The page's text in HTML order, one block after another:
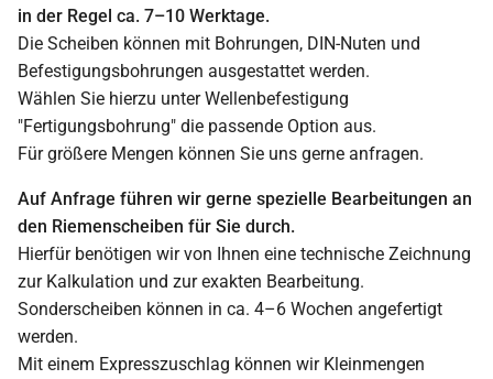
in der Regel ca. 7–10 Werktage.
Die Scheiben können mit Bohrungen, DIN-Nuten und
Befestigungsbohrungen ausgestattet werden.
Wählen Sie hierzu unter Wellenbefestigung
"Fertigungsbohrung" die passende Option aus.
Für größere Mengen können Sie uns gerne anfragen.
Auf Anfrage führen wir gerne spezielle Bearbeitungen an
den Riemenscheiben für Sie durch.
Hierfür benötigen wir von Ihnen eine technische Zeichnung
zur Kalkulation und zur exakten Bearbeitung.
Sonderscheiben können in ca. 4–6 Wochen angefertigt
werden.
Mit einem Expresszuschlag können wir Kleinmengen